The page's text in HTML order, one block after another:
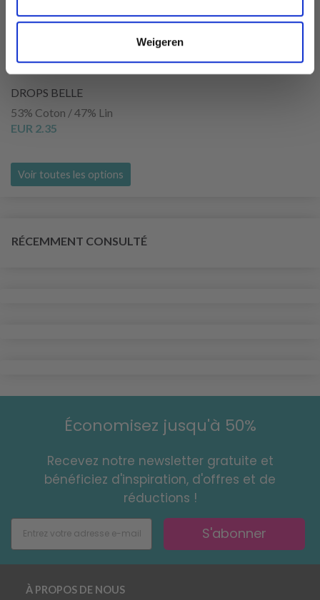
Weigeren
DROPS BELLE
53% Coton / 47% Lin
EUR 2.35
Voir toutes les options
RÉCEMMENT CONSULTÉ
Économisez jusqu'à 50%
Recevez notre newsletter gratuite et
bénéficiez d'inspiration, d'offres et de
réductions !
S'abonner
À PROPOS DE NOUS